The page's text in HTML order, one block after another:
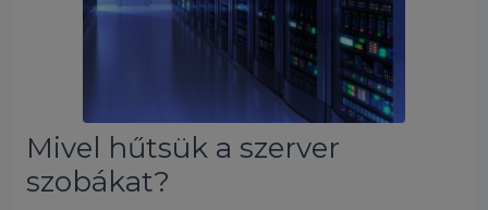
Mivel hűtsük a szerver
szobákat?